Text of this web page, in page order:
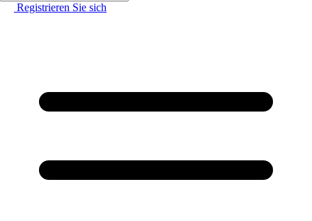
Registrieren Sie sich